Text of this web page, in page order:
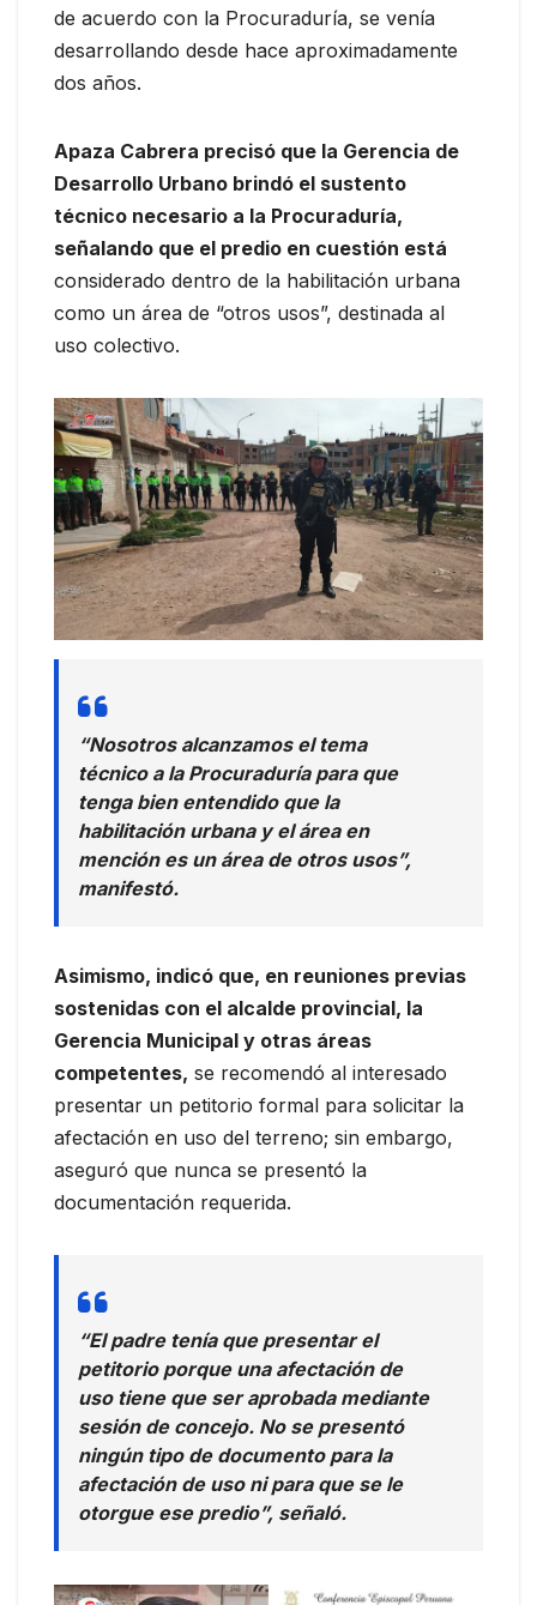
de acuerdo con la Procuraduría, se venía
desarrollando desde hace aproximadamente
dos años.
Apaza Cabrera precisó que la Gerencia de
Desarrollo Urbano brindó el sustento
técnico necesario a la Procuraduría,
señalando que el predio en cuestión está
considerado dentro de la habilitación urbana
como un área de “otros usos”, destinada al
uso colectivo.
“Nosotros alcanzamos el tema
técnico a la Procuraduría para que
tenga bien entendido que la
habilitación urbana y el área en
mención es un área de otros usos”,
manifestó.
Asimismo, indicó que, en reuniones previas
sostenidas con el alcalde provincial, la
Gerencia Municipal y otras áreas
competentes, se recomendó al interesado
presentar un petitorio formal para solicitar la
afectación en uso del terreno; sin embargo,
aseguró que nunca se presentó la
documentación requerida.
“El padre tenía que presentar el
petitorio porque una afectación de
uso tiene que ser aprobada mediante
sesión de concejo. No se presentó
ningún tipo de documento para la
afectación de uso ni para que se le
otorgue ese predio”, señaló.